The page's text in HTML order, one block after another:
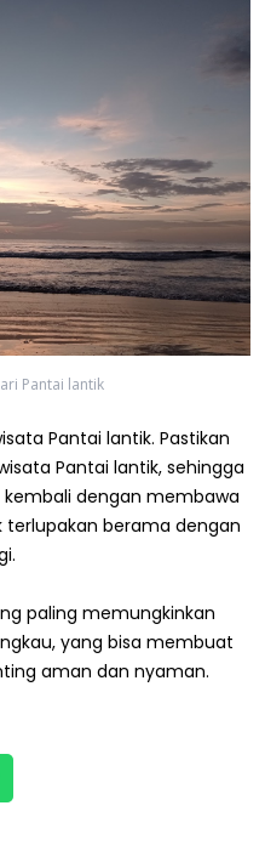
Pantai lantik
Pantai lantik. Pastikan
Pantai lantik, sehingga
dengan membawa
berama dengan
paling memungkinkan
yang bisa membuat
aman dan nyaman.